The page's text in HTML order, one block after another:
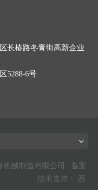
长椿路冬青街高新企业
5288-6号
机械制造有限公司 备案
术支持： 西